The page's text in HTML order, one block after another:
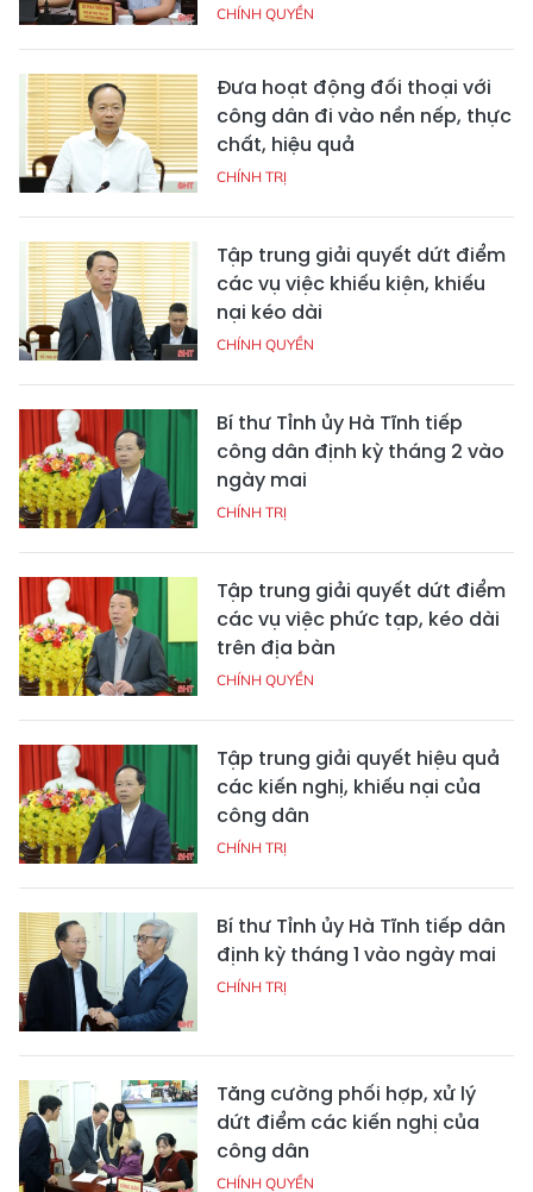
CHÍNH QUYỀN
Đưa hoạt động đối thoại với
công dân đi vào nền nếp, thực
chất, hiệu quả
CHÍNH TRỊ
Tập trung giải quyết dứt điểm
các vụ việc khiếu kiện, khiếu
nại kéo dài
CHÍNH QUYỀN
Bí thư Tỉnh ủy Hà Tĩnh tiếp
công dân định kỳ tháng 2 vào
ngày mai
CHÍNH TRỊ
Tập trung giải quyết dứt điểm
các vụ việc phức tạp, kéo dài
trên địa bàn
CHÍNH QUYỀN
Tập trung giải quyết hiệu quả
các kiến nghị, khiếu nại của
công dân
CHÍNH TRỊ
Bí thư Tỉnh ủy Hà Tĩnh tiếp dân
định kỳ tháng 1 vào ngày mai
CHÍNH TRỊ
Tăng cường phối hợp, xử lý
dứt điểm các kiến nghị của
công dân
CHÍNH QUYỀN